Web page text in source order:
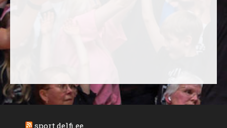
sport.delfi.ee